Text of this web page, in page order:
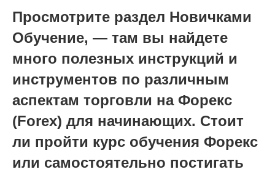
Просмотрите раздел Новичками
Обучение, — там вы найдете
много полезных инструкций и
инструментов по различным
аспектам торговли на Форекс
(Forex) для начинающих. Стоит
ли пройти курс обучения Форекс
или самостоятельно постигать